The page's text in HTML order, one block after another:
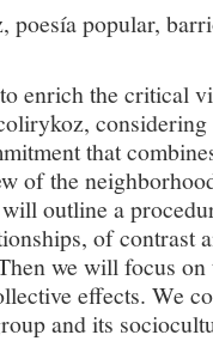
poesía popular,
enrich the critical
that
of the
outline a
of contrast
we will focus
effects. We
and its